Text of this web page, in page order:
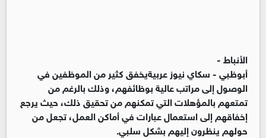
الأنباط -
أبوظبي - سكاي نيوز عربيةيخفق كثير من الموظفين في
الوصول إلى مراتب عالية بوظائفهم، وذلك بالرغم من
تمتعهم بالمؤهلات التي تمكنهم من تحقيق ذلك، حيث يرجع
إخفاقهم إلى استعمال عبارات في أماكن العمل، تجعل من
حولهم ينظرون إليهم بشكل سلبي.